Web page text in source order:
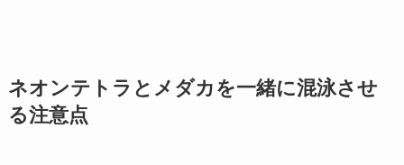
ネオンテトラとメダカを一緒に混泳させ
る注意点